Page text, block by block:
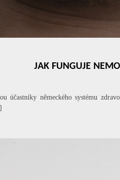
JAK FUNGUJE
účastníky německého systému